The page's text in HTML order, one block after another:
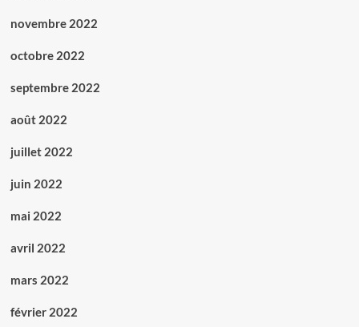
novembre 2022
octobre 2022
septembre 2022
août 2022
juillet 2022
juin 2022
mai 2022
avril 2022
mars 2022
février 2022